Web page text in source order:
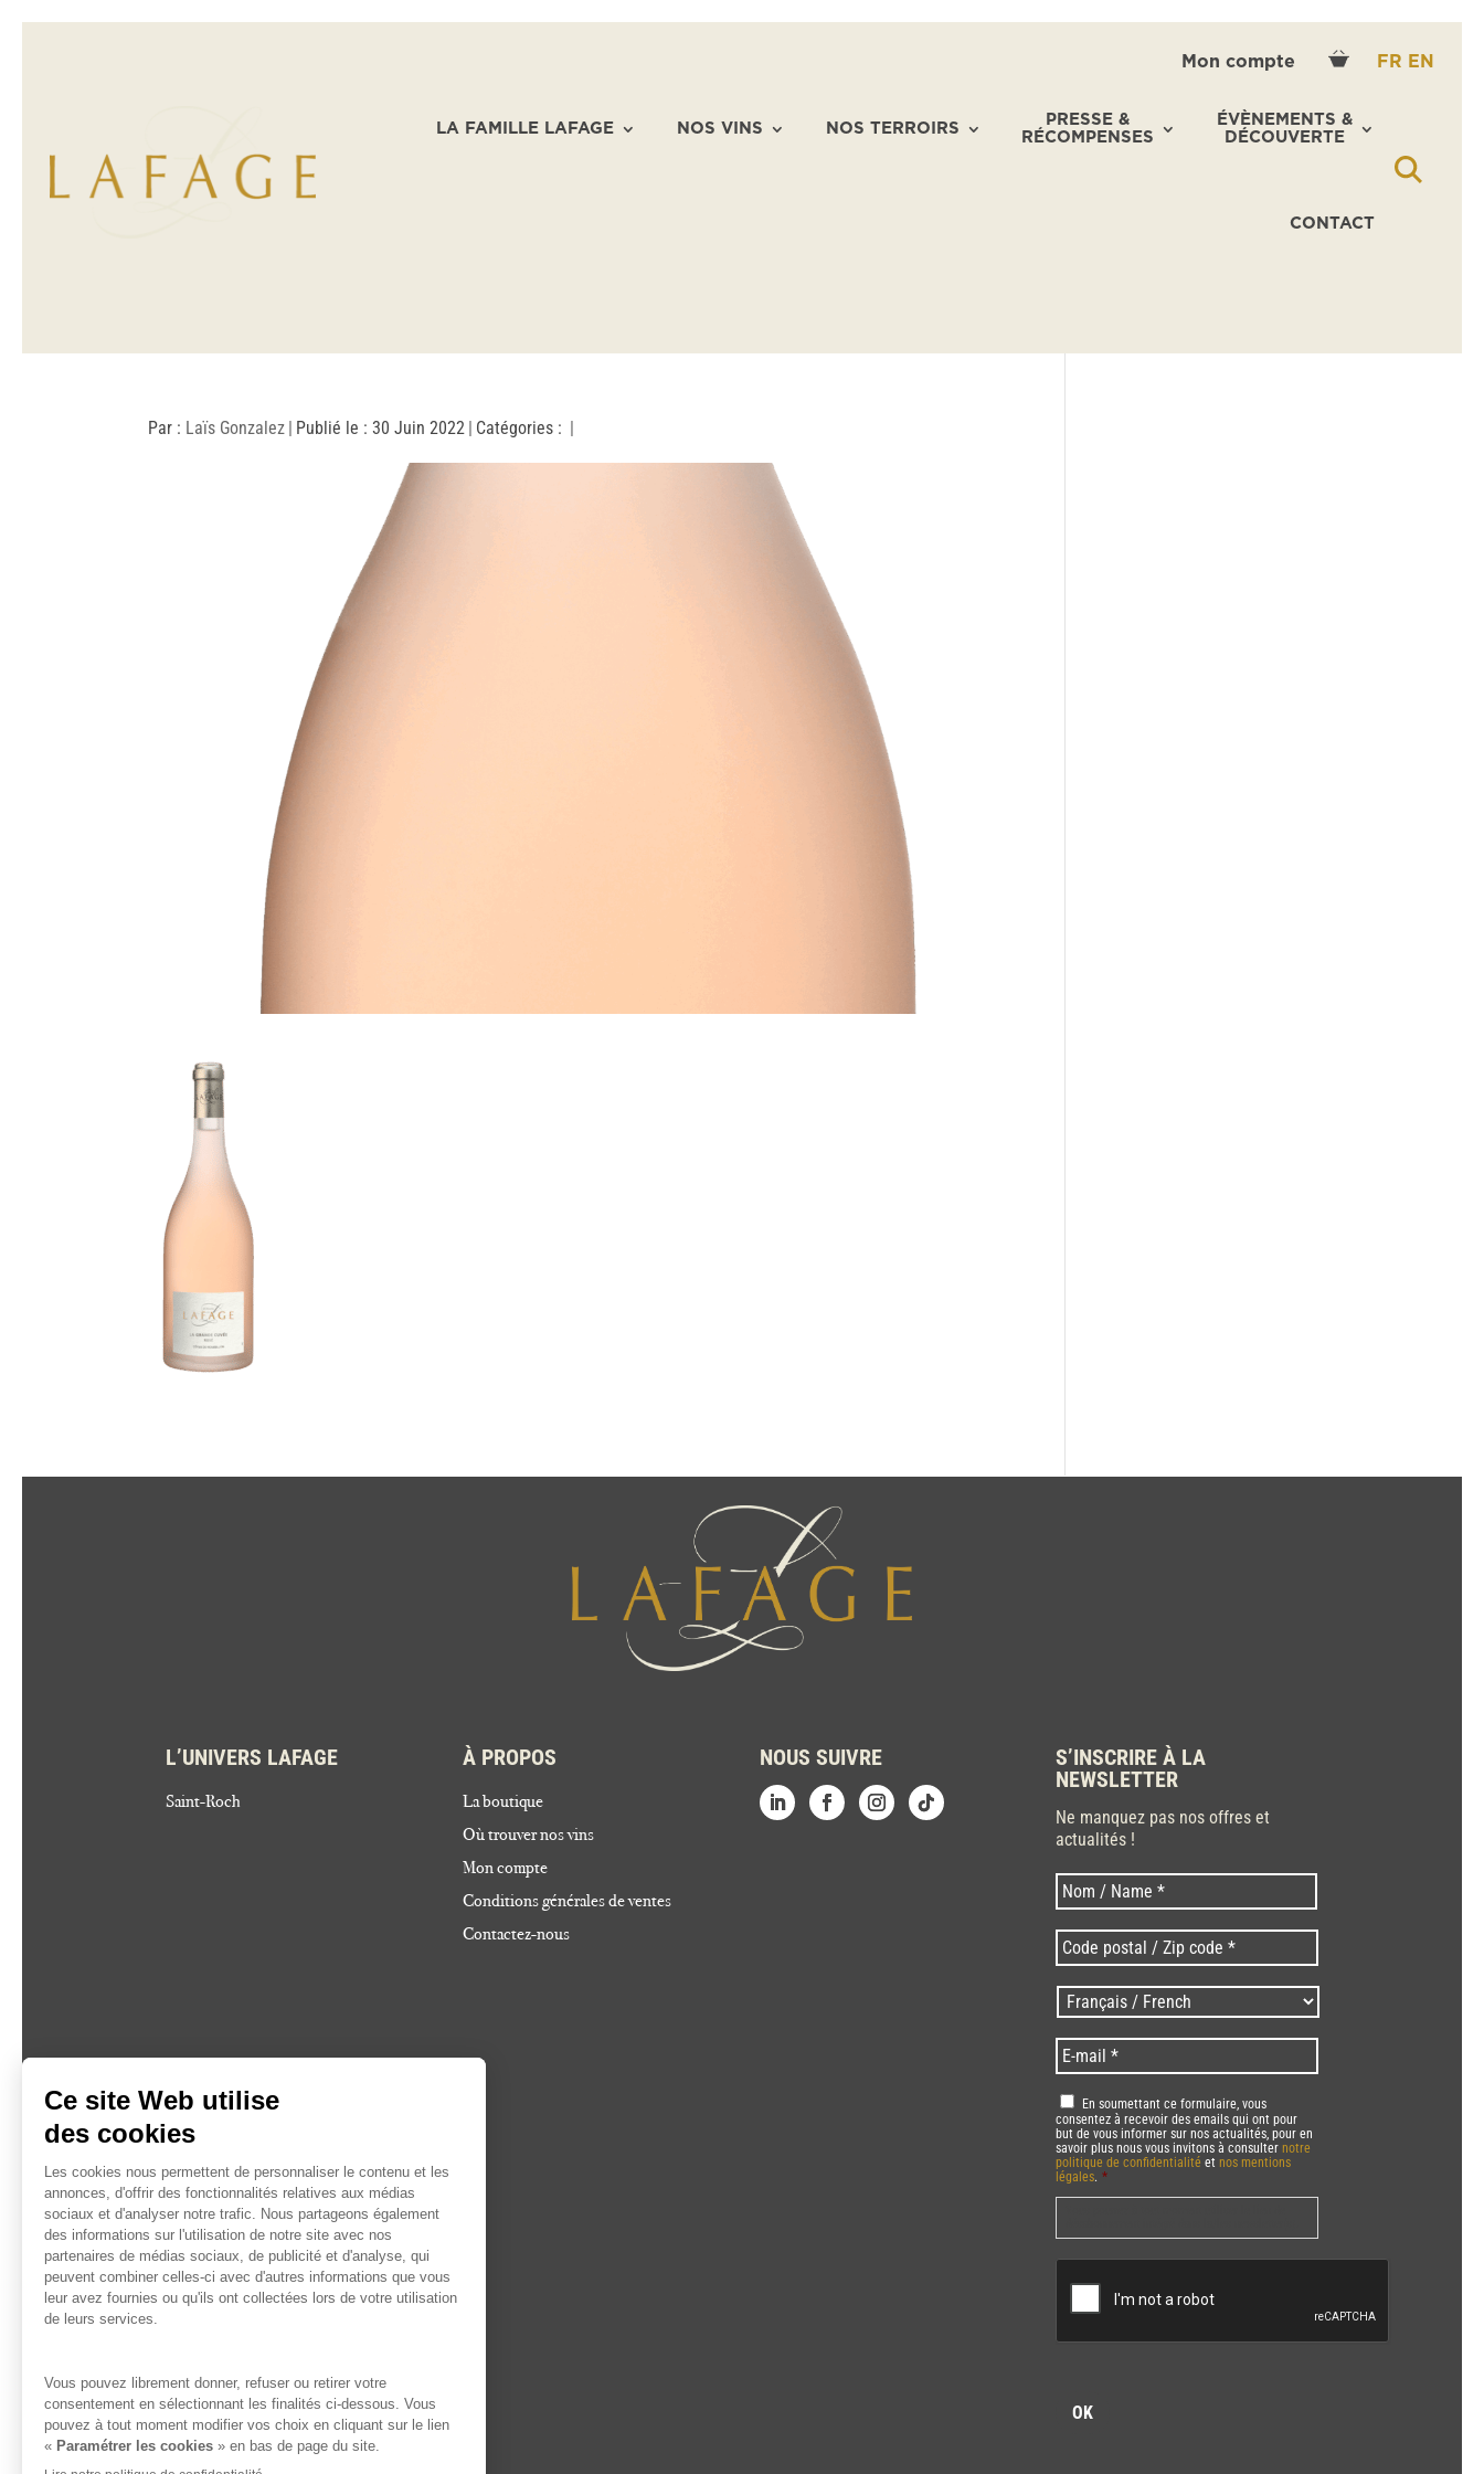
Mon compte FR EN
LA FAMILLE LAFAGE NOS VINS NOS TERROIRS
PRESSE &
RÉCOMPENSES
ÉVÈNEMENTS &
DÉCOUVERTE
CONTACT
Par : Laïs Gonzalez | Publié le : 30 Juin 2022 | Catégories : |
L’UNIVERS LAFAGE
Saint-Roch
À PROPOS
La boutique
Où trouver nos vins
Mon compte
Conditions générales de ventes
Contactez-nous
NOUS SUIVRE
S’INSCRIRE À LA
NEWSLETTER
Ne manquez pas nos offres et
actualités !
Nom * Nom
Code
postal
/
Zip
* *
Langues
/
Language *
E-
mail *
RGPD *
En soumettant ce formulaire, vous
consentez à recevoir des emails qui ont pour
but de vous informer sur nos actualités, pour en
savoir plus nous vous invitons à consulternotre
politique de confidentialité etnos mentions
légales. *